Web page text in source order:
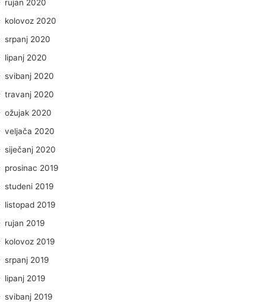
rujan 2020
kolovoz 2020
srpanj 2020
lipanj 2020
svibanj 2020
travanj 2020
ožujak 2020
veljača 2020
siječanj 2020
prosinac 2019
studeni 2019
listopad 2019
rujan 2019
kolovoz 2019
srpanj 2019
lipanj 2019
svibanj 2019